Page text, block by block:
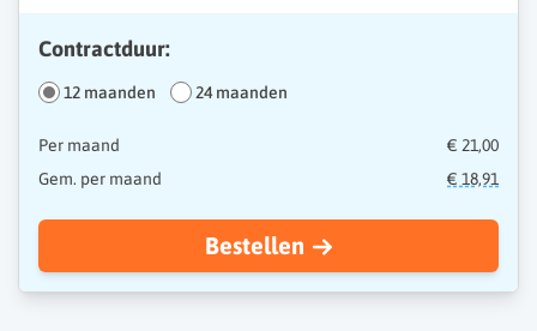
Contractduur:
12 maanden 24 maanden
Per maand
€ 21,00
Gem. per maand
€ 18,91
Bestellen